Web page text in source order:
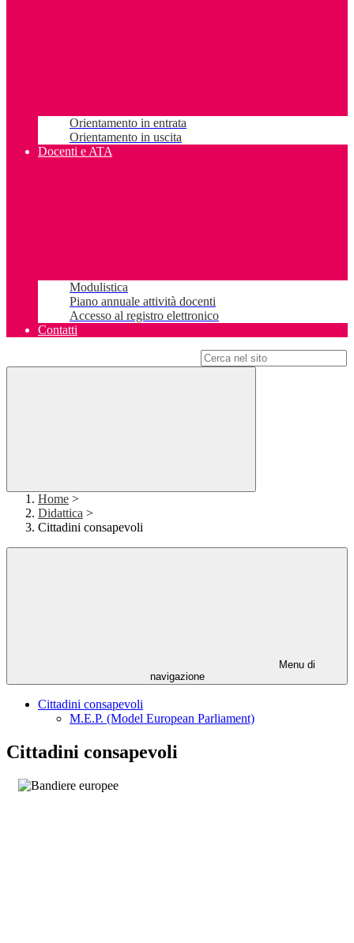
Orientamento in entrata
Orientamento in uscita
Docenti e ATA
Modulistica
Piano annuale attività docenti
Accesso al registro elettronico
Contatti
Home >
Didattica >
Cittadini consapevoli
Menu di
navigazione
Cittadini consapevoli
M.E.P. (Model European Parliament)
Cittadini consapevoli